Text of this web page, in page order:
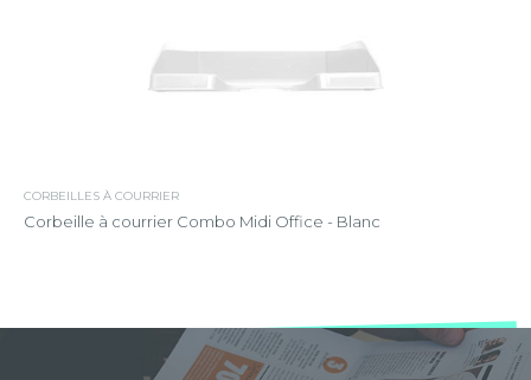
CORBEILLES À COURRIER
Corbeille à courrier Combo Midi Office - Blanc